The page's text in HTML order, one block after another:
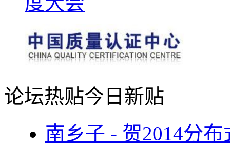
论坛热贴今日新贴
南乡子 - 贺2014分